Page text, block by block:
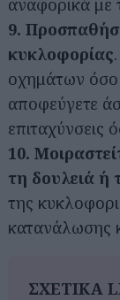
αναφορικά με
9.
κυκλοφορίας
οχημάτων όσο
αποφεύγετε
επιταχύνσεις
10.
τη δουλειά ή
της
κατανάλωσης
ΣΧΕΤΙΚΑ